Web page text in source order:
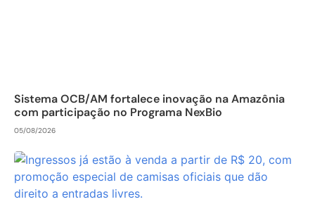
Sistema OCB/AM fortalece inovação na Amazônia
com participação no Programa NexBio
05/08/2026